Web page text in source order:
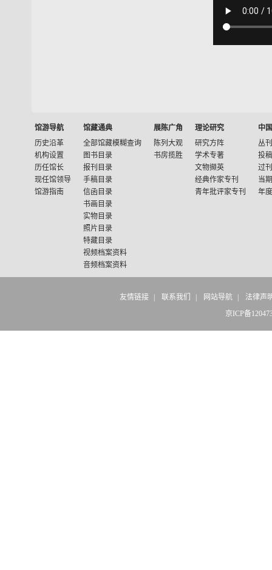
馆游导航
历史沿革
机构设置
历任馆长
现任馆领导
馆游指南
馆藏通典
全部馆藏模糊查询
图书目录
报刊目录
手稿目录
信函目录
书画目录
实物目录
照片目录
特藏目录
视频档案资料
音频档案资料
展陈广角
陈列大观
书房揽胜
理论研究
研究方阵
学术专著
文物撷英
经典作家专刊
青年批评家专刊
中
丛
投
过
当
年
友情链接 联系我们 网站导航
法律声
京ICP备